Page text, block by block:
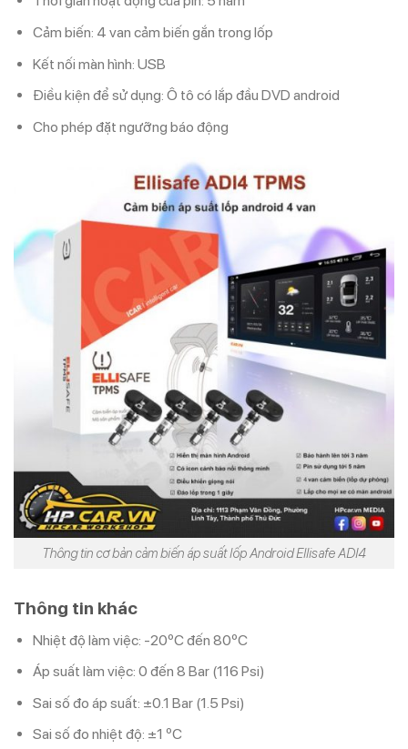
Cảm biến: 4 van cảm biến gắn trong lốp
Kết nối màn hình: USB
Điều kiện để sử dụng: Ô tô có lắp đầu DVD android
Cho phép đặt ngưỡng báo động
Thông tin cơ bản cảm biến áp suất lốp Android Ellisafe ADI4
Thông tin khác
Nhiệt độ làm việc: -20ºC đến 80ºC
Áp suất làm việc: 0 đến 8 Bar (116 Psi)
Sai số đo áp suất: ±0.1 Bar (1.5 Psi)
Sai số đo nhiệt độ: ±1 ºC